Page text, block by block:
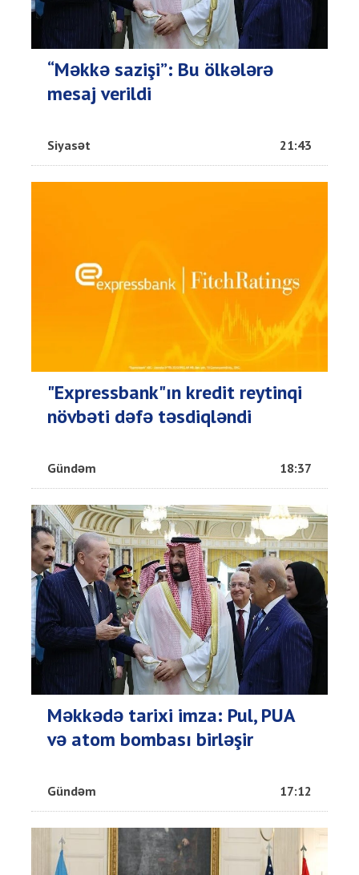
“Məkkə sazişi”: Bu ölkələrə
mesaj verildi
Siyasət 21:43
"Expressbank"ın kredit reytinqi
növbəti dəfə təsdiqləndi
Gündəm 18:37
Məkkədə tarixi imza: Pul, PUA
və atom bombası birləşir
Gündəm 17:12